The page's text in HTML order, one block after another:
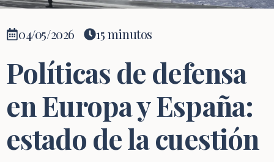
04/05/2026 15 minutos
Políticas de defensa
en Europa y España:
estado de la cuestión